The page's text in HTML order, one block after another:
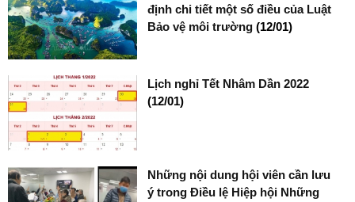
định chi tiết một số điều của Luật
Bảo vệ môi trường(12/01)
Lịch nghỉ Tết Nhâm Dần 2022
(12/01)
Những nội dung hội viên cần lưu
ý trong Điều lệ Hiệp hội Những